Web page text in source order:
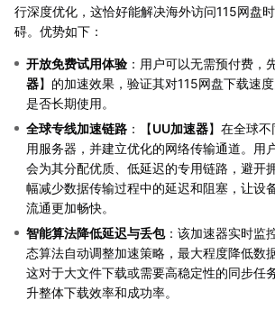
行深度优化，这恰好能解决海外访问115网盘
碍。优势如下：
开放免费试用体验 ：用户可以无需预付费，
器】的加速效果，验证其对115网盘下载速
是否长期使用。
全球专线加速链路 ：【UU加速器】在全球
用服务器，并建立优化的网络传输通道。用
会为其分配优质、低延迟的专用链路，避开
幅减少数据传输过程中的延迟和阻塞，让设
流通更加畅快。
智能算法降低延迟与丢包：该加速器实时监
态算法自动调整加速策略，最大程度降低数
这对于大文件下载或需要高稳定性的同步任
升整体下载效率和成功率。